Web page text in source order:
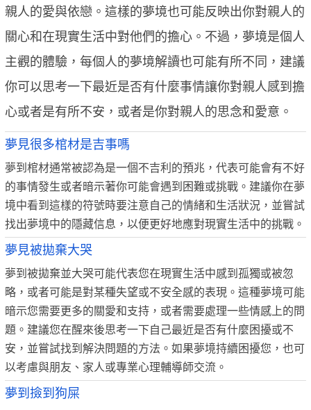
親人的愛與依戀。這樣的夢境也可能反映出你對親人的
關心和在現實生活中對他們的擔心。不過，夢境是個人
主觀的體驗，每個人的夢境解讀也可能有所不同，建議
你可以思考一下最近是否有什麼事情讓你對親人感到擔
心或者是有所不安，或者是你對親人的思念和愛意。
夢見很多棺材是吉事嗎
夢到棺材通常被認為是一個不吉利的預兆，代表可能會有不好
的事情發生或者暗示著你可能會遇到困難或挑戰。建議你在夢
境中看到這樣的符號時要注意自己的情緒和生活狀況，並嘗試
找出夢境中的隱藏信息，以便更好地應對現實生活中的挑戰。
夢見被拋棄大哭
夢到被拋棄並大哭可能代表您在現實生活中感到孤獨或被忽
略，或者可能是對某種失望或不安全感的表現。這種夢境可能
暗示您需要更多的關愛和支持，或者需要處理一些情感上的問
題。建議您在醒來後思考一下自己最近是否有什麼困擾或不
安，並嘗試找到解決問題的方法。如果夢境持續困擾您，也可
以考慮與朋友、家人或專業心理輔導師交流。
夢到撿到狗屎